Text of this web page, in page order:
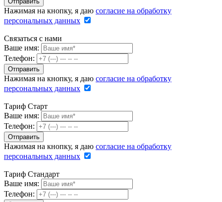
Нажимая на кнопку, я даю согласие на обработку
персональных данных
Связаться с нами
Ваше имя:
Телефон:
Нажимая на кнопку, я даю согласие на обработку
персональных данных
Тариф Старт
Ваше имя:
Телефон:
Нажимая на кнопку, я даю согласие на обработку
персональных данных
Тариф Стандарт
Ваше имя:
Телефон: